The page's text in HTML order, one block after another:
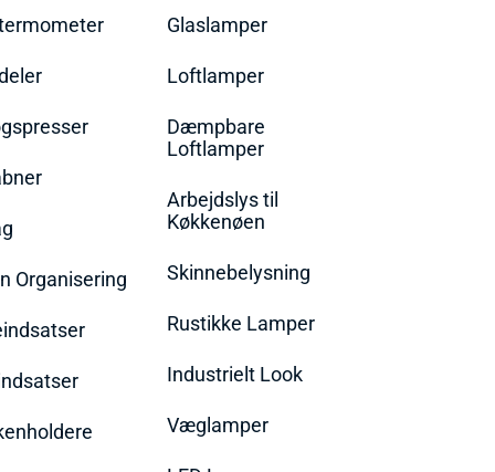
Organisering
Glaslamper
Loftlamper
Dæmpbare
Loftlamper
Arbejdslys til
Køkkenøen
Skinnebelysning
Rustikke Lamper
Industrielt Look
Væglamper